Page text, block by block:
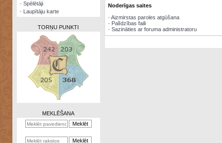
Zināšanu
· Spēlētāji
· Laupītāju karte
TORŅU PUNKTI
MEKLĒŠANA
Noderīgas saites
· Aizmirstas paroles atgūšana
· Palīdzības faili
· Sazināties ar foruma administratoru